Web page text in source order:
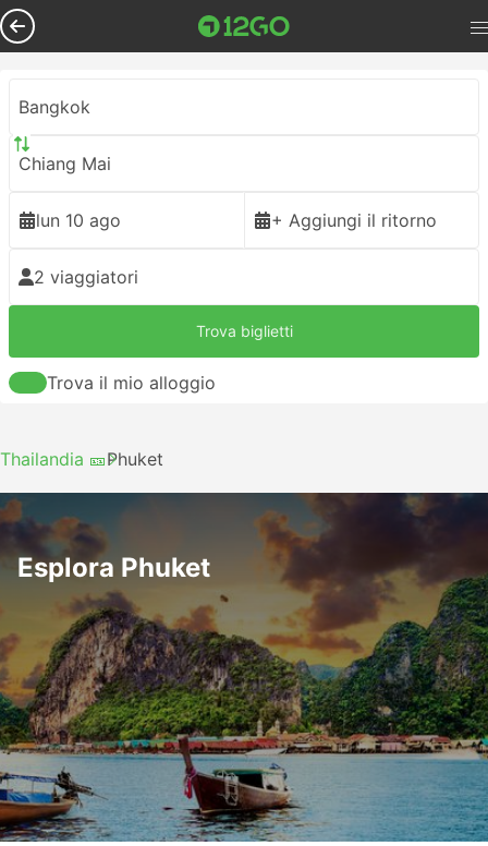
Bangkok
Chiang Mai
lun 10 ago + Aggiungi il ritorno
2 viaggiatori
Trova biglietti
Trova il mio alloggio
Thailandia 🎫Phuket
Esplora Phuket